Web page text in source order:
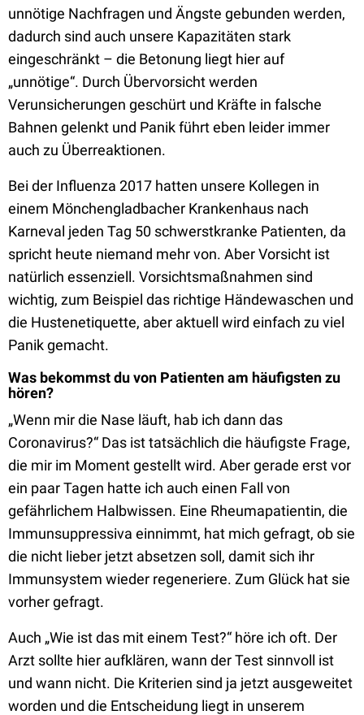
unnötige Nachfragen und Ängste gebunden werden,
dadurch sind auch unsere Kapazitäten stark
eingeschränkt – die Betonung liegt hier auf
„unnötige“. Durch Übervorsicht werden
Verunsicherungen geschürt und Kräfte in falsche
Bahnen gelenkt und Panik führt eben leider immer
auch zu Überreaktionen.
Bei der Influenza 2017 hatten unsere Kollegen in
einem Mönchengladbacher Krankenhaus nach
Karneval jeden Tag 50 schwerstkranke Patienten, da
spricht heute niemand mehr von. Aber Vorsicht ist
natürlich essenziell. Vorsichtsmaßnahmen sind
wichtig, zum Beispiel das richtige Händewaschen und
die Hustenetiquette, aber aktuell wird einfach zu viel
Panik gemacht.
Was bekommst du von Patienten am häufigsten zu
hören?
„Wenn mir die Nase läuft, hab ich dann das
Coronavirus?“ Das ist tatsächlich die häufigste Frage,
die mir im Moment gestellt wird. Aber gerade erst vor
ein paar Tagen hatte ich auch einen Fall von
gefährlichem Halbwissen. Eine Rheumapatientin, die
Immunsuppressiva einnimmt, hat mich gefragt, ob sie
die nicht lieber jetzt absetzen soll, damit sich ihr
Immunsystem wieder regeneriere. Zum Glück hat sie
vorher gefragt.
Auch „Wie ist das mit einem Test?“ höre ich oft. Der
Arzt sollte hier aufklären, wann der Test sinnvoll ist
und wann nicht. Die Kriterien sind ja jetzt ausgeweitet
worden und die Entscheidung liegt in unserem